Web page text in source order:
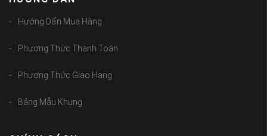
Hướng Dẩn Mua Hàng
Phương Thức Thanh Toán
Phương Thức Giao Hang
Bảng Mẫu Khung